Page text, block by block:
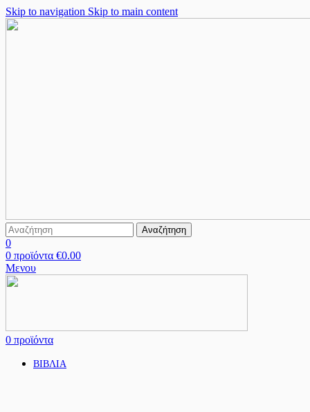
Skip to navigation Skip to main content
Αναζήτηση
0
0 προϊόντα €0.00
Μενου
0 προϊόντα
ΒΙΒΛΙΑ